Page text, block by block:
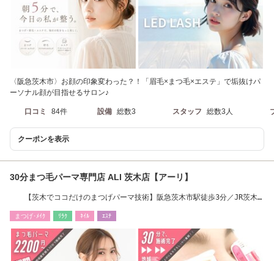
〈阪急茨木市〉お顔の印象変わった？！「眉毛×まつ毛×エステ」で垢抜けパ
ーソナル顔が目指せるサロン♪
口コミ 84件 設備 総数3 スタッフ 総数3人
クーポンを表示
30分まつ毛パーマ専門店 ALI 茨木店【アーリ】
【茨木でココだけのまつげパーマ技術】阪急茨木市駅徒歩3分／JR茨木
まつげ･ﾒｲｸ ﾘﾗｸ ﾈｲﾙ ｴｽﾃ